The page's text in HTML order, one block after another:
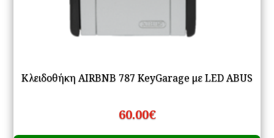
Κλειδοθήκη AIRBNB 787 KeyGarage με LED ABUS
60.00€